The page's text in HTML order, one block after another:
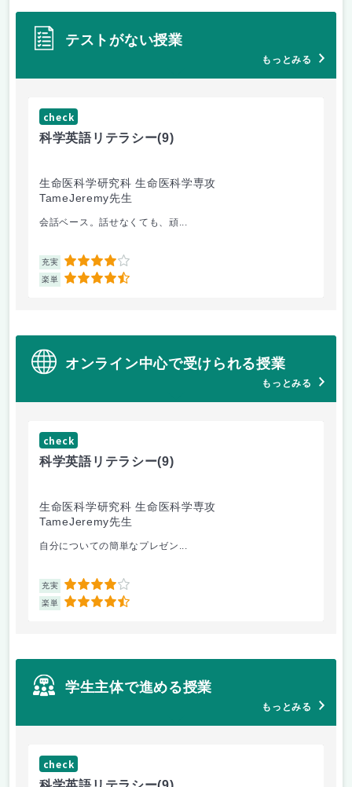
テストがない授業
もっとみる
check
科学英語リテラシー(9)
生命医科学研究科 生命医科学専攻
TameJeremy先生
会話ベース。話せなくても、頑...
充実 4
楽単 4.5
オンライン中心で受けられる授業
もっとみる
check
科学英語リテラシー(9)
生命医科学研究科 生命医科学専攻
TameJeremy先生
自分についての簡単なプレゼン...
充実 4
楽単 4.5
学生主体で進める授業
もっとみる
check